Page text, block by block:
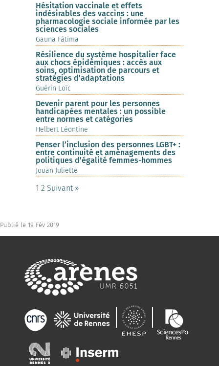
Hésitation vaccinale et effets
indésirables des vaccins : une
pharmacologie sociale informée par les
sciences sociales
Gauna Fátima
Résilience du système hospitalier face
aux chocs épidémiques : accès aux
soins, optimisation de parcours et
stratégies d’adaptations
Guérin Loïc
Devenir parent pour les personnes
handicapées mentales : un possible
entre normes et catégories
Helbert Léontine
Penser l’inclusion des personnes LGBT+ :
entre continuité et aménagements des
politiques d’égalité femmes-hommes
Jouan Juliette
1 2 Suivant »
Publié le 19 Fév 2019